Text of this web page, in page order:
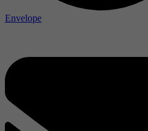
Envelope